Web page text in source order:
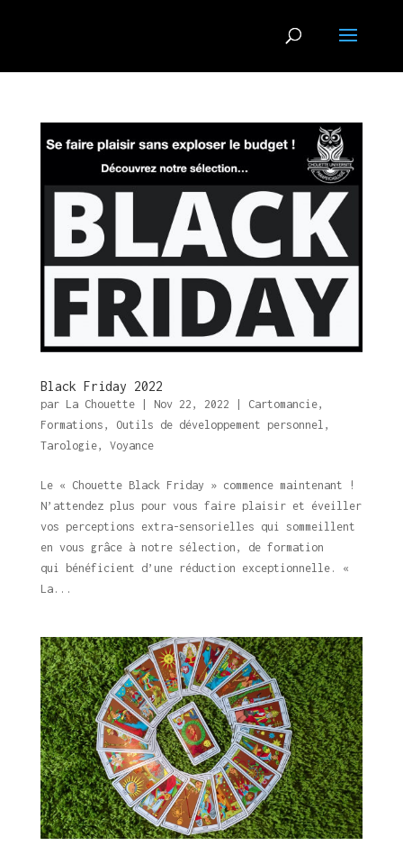
Black Friday 2022
par La Chouette| Nov 22, 2022 Cartomancie,
Formations , Outils de développement personnel ,
Tarologie, Voyance
Le « Chouette Black Friday » commence maintenant !
N’attendez plus pour vous faire plaisir et éveiller
vos perceptions extra-sensorielles qui sommeillent
en vous grâce à notre sélection, de formation
qui bénéficient d’une réduction exceptionnelle. «
La...